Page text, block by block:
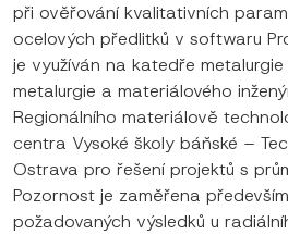
při ověřování kvalitativních
ocelových předlitků v softwaru
je využíván na katedře
metalurgie a materiálového
Regionálního materiálově
centra Vysoké školy báňské –
Ostrava pro řešení projektů s
Pozornost je zaměřena
požadovaných výsledků u